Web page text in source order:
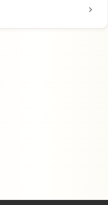
chevron_right